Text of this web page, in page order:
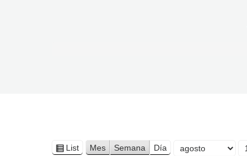
View
List Mes Semana Día Mes